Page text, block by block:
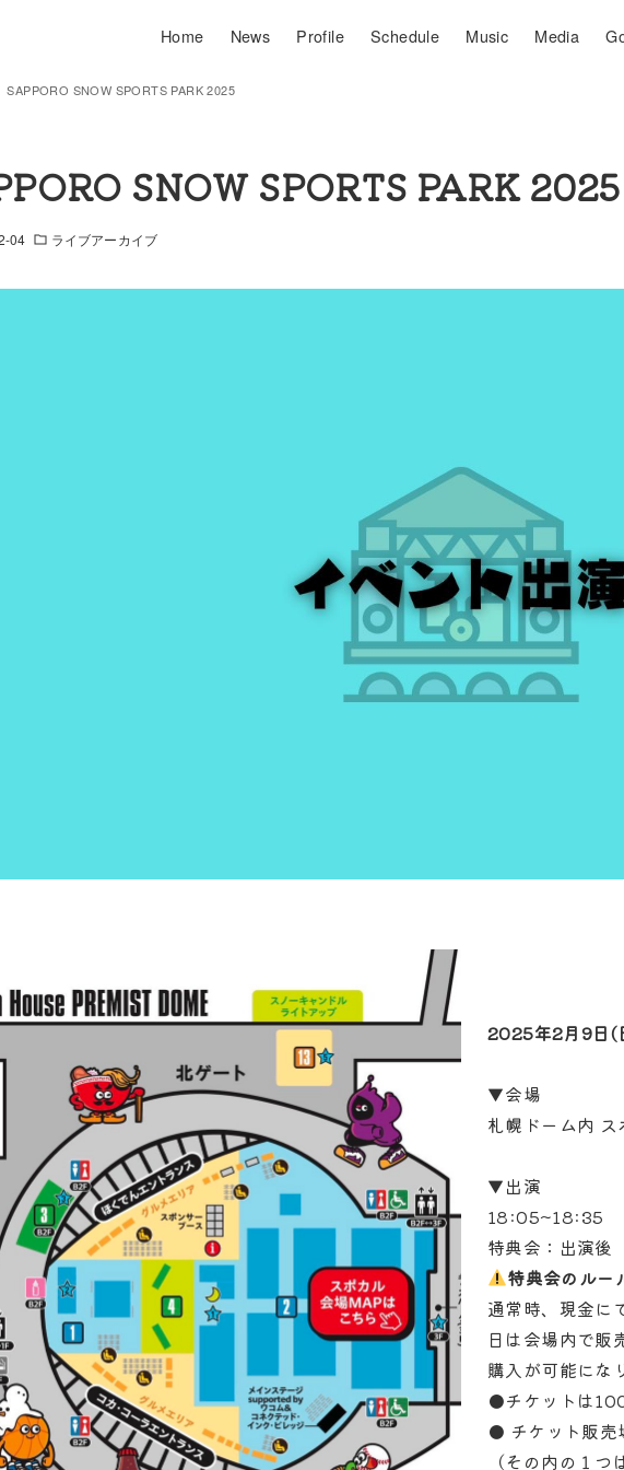
Home News Profile Schedule Music Media
SAPPORO SNOW SPORTS PARK 2025
SNOW SPORTS PARK 2025
04 ライブアーカイブ
2025年2月9日(
▼会場
札幌ドーム内
▼出演
18:05~18:35
特典会：出演後
特典会のルー
通常時、現金に
日は会場内で販
購入が可能にな
●チケットは
● チケット販売
（その内の１